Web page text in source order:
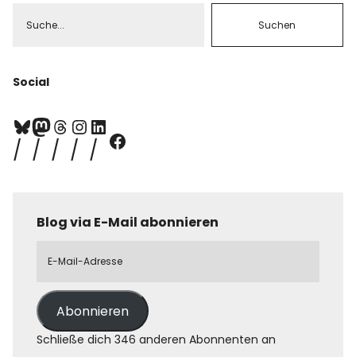
Social
Blog via E-Mail abonnieren
Abonnieren
Schließe dich 346 anderen Abonnenten an